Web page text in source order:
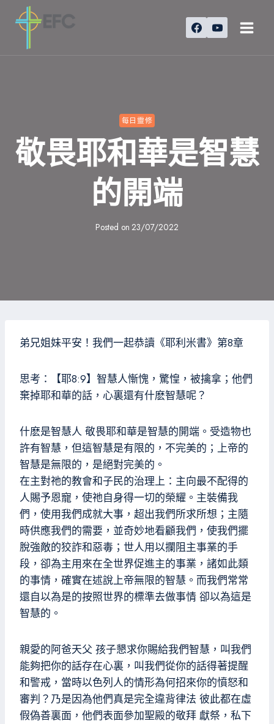
每日靈修
敬畏耶和華是智慧
的開端
Posted on 23/07/2022
弟兄姐妹平安！我們一起恭讀《耶利米書》第8章
思考：【耶8:9】智慧人慚愧，驚惶，被擒拿；他們
棄掉耶和華的話，心裏還有什麽智慧呢？
什麽是智慧人 敬畏耶和華是智慧的開端。受造物也
許有智慧，但這智慧是有限的，不完美的；上帝的
智慧是無限的，是絕對完美的。
在主對祂的教會和子民的治理上：主向最不配得的
人賜予恩寵，使祂自身得一切的榮耀。主裝備我
們，使用我們成就大事，超出我們所求所想；主隨
時供應我們的需要，並奇妙地看顧我們，使我們擺
脫強敵的狡詐和惡毒；世人用以攔阻主事業的手
段，卻為主用來在全世界促進主的事業，諸如此類
的事情，確實在述說上帝無限的智慧。而我們常常
還自以為是的按照世界的標準去做事情 卻以為這是
智慧的。
親愛的阿爸天父 孩子懇求你賜給我們智慧，叫我們
能夠把你的話存在心裏，叫我們從你的話得著提醒
和警戒，當時以色列人的情形為何招來你的憤怒和
審判？乃是因為他們真是完全違背律法 彼此都在虛
假偽善裏面，他們表面參加聖殿的敬拜 獻祭，私下